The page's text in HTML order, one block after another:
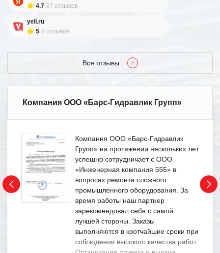
4.7 97 отзывов
yell.ru
5 9 отзывов
Все отзывы
Компания ООО «Барс-Гидравлик Групп»
Компания ООО «Барс-Гидравлик
Групп» на протяжении нескольких лет
успешно сотрудничает с ООО
«Инженерная компания 555» в
вопросах ремонта сложного
промышленного оборудования. За
время работы наш партнер
зарекомендовал себя с самой
лучшей стороны. Заказы
выполняются в кротчайшие сроки при
соблюдении высокого качества работ.